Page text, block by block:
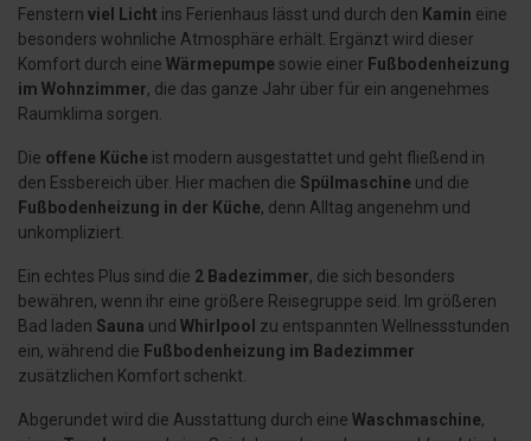
Fenstern viel Licht ins Ferienhaus lässt und durch den Kamin eine
besonders wohnliche Atmosphäre erhält. Ergänzt wird dieser
Komfort durch eine Wärmepumpe sowie einer Fußbodenheizung
im Wohnzimmer, die das ganze Jahr über für ein angenehmes
Raumklima sorgen.
Die offene Küche ist modern ausgestattet und geht fließend in
den Essbereich über. Hier machen die Spülmaschine und die
Fußbodenheizung in der Küche, denn Alltag angenehm und
unkompliziert.
Ein echtes Plus sind die 2 Badezimmer, die sich besonders
bewähren, wenn ihr eine größere Reisegruppe seid. Im größeren
Bad laden Sauna und Whirlpool zu entspannten Wellnessstunden
ein, während die Fußbodenheizung im Badezimmer
zusätzlichen Komfort schenkt.
Abgerundet wird die Ausstattung durch eine Waschmaschine,